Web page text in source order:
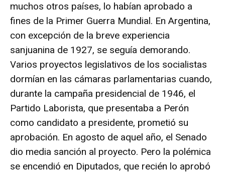
muchos otros países, lo habían aprobado a
fines de la Primer Guerra Mundial. En Argentina,
con excepción de la breve experiencia
sanjuanina de 1927, se seguía demorando.
Varios proyectos legislativos de los socialistas
dormían en las cámaras parlamentarias cuando,
durante la campaña presidencial de 1946, el
Partido Laborista, que presentaba a Perón
como candidato a presidente, prometió su
aprobación. En agosto de aquel año, el Senado
dio media sanción al proyecto. Pero la polémica
se encendió en Diputados, que recién lo aprobó